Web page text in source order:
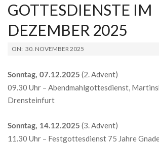
GOTTESDIENSTE IM
DEZEMBER 2025
2025-
30
ON: 30. NOVEMBER 2025
Sonntag, 07.12.2025 (2. Advent)
09.30 Uhr – Abendmahlgottesdienst,
Drensteinfurt
Sonntag, 14.12.2025 (3. Advent)
11.30 Uhr – Festgottesdienst 75 Jahre